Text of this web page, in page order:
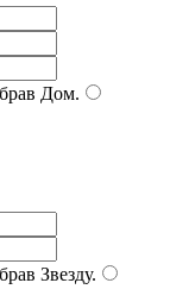
Дом.
Звезду.